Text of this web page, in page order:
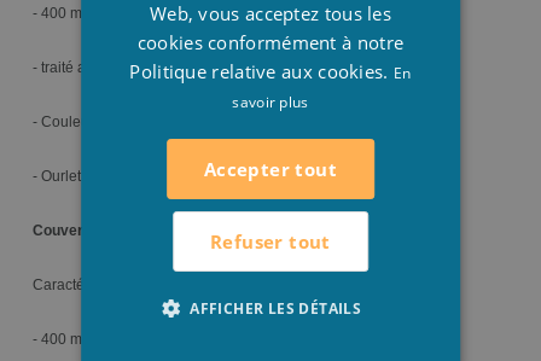
- 400 microns
- traité anti-UV
- Couleur bleue au-dessus et en dessous
- Ourlet bleu sur tous les côtés.
Couverture d'été Apollo
Caractéristiques:
- 400 microns
Web, vous acceptez tous les
cookies conformément à notre
Politique relative aux cookies. En
savoir plus
Accepter tout
Refuser tout
AFFICHER LES DÉTAILS